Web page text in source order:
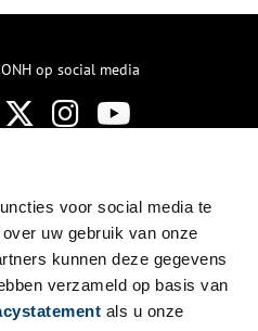
voor social media te
uw gebruik van onze
kunnen deze gegevens
verzameld op basis van
als u onze
op social media